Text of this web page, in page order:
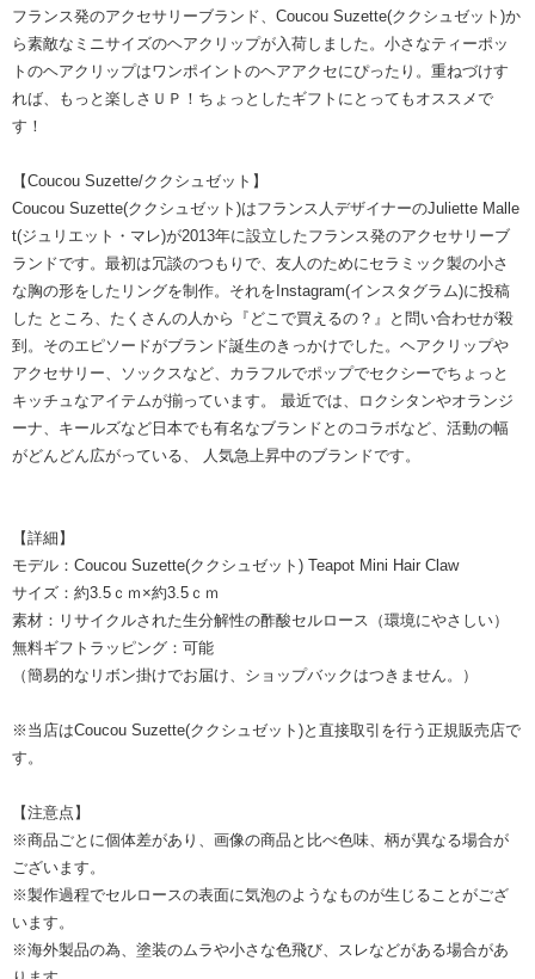
フランス発のアクセサリーブランド、Coucou Suzette(ククシュゼット)か
ら素敵なミニサイズのヘアクリップが入荷しました。小さなティーポッ
トのヘアクリップはワンポイントのヘアアクセにぴったり。重ねづけす
れば、もっと楽しさＵＰ！ちょっとしたギフトにとってもオススメで
す！
【Coucou Suzette/ククシュゼット】
Coucou Suzette(ククシュゼット)はフランス人デザイナーのJuliette Malle
t(ジュリエット・マレ)が2013年に設立したフランス発のアクセサリーブ
ランドです。最初は冗談のつもりで、友人のためにセラミック製の小さ
な胸の形をしたリングを制作。それをInstagram(インスタグラム)に投稿
した ところ、たくさんの人から『どこで買えるの？』と問い合わせが殺
到。そのエピソードがブランド誕生のきっかけでした。ヘアクリップや
アクセサリー、ソックスなど、カラフルでポップでセクシーでちょっと
キッチュなアイテムが揃っています。 最近では、ロクシタンやオランジ
ーナ、キールズなど日本でも有名なブランドとのコラボなど、活動の幅
がどんどん広がっている、 人気急上昇中のブランドです。
【詳細】
モデル：Coucou Suzette(ククシュゼット) Teapot Mini Hair Claw
サイズ：約3.5ｃｍ×約3.5ｃｍ
素材：リサイクルされた生分解性の酢酸セルロース（環境にやさしい）
無料ギフトラッピング：可能
（簡易的なリボン掛けでお届け、ショップバックはつきません。）
※当店はCoucou Suzette(ククシュゼット)と直接取引を行う正規販売店で
す。
【注意点】
※商品ごとに個体差があり、画像の商品と比べ色味、柄が異なる場合が
ございます。
※製作過程でセルロースの表面に気泡のようなものが生じることがござ
います。
※海外製品の為、塗装のムラや小さな色飛び、スレなどがある場合があ